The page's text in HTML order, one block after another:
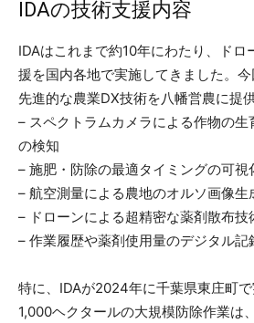
IDAの技術支援内容
IDAはこれまで約10年にわたり、ドロ
援を国内各地で実施してきました。
先進的な農業DX技術を八幡営農に提
– スペクトラムカメラによる作物の
の検知
– 施肥・防除の最適タイミングの可視
– 航空測量による農地のオルソ画像生
– ドローンによる超精密な薬剤散布技
– 作業履歴や薬剤使用量のデジタル記
特に、IDAが2024年に千葉県東庄町
1,000ヘクタールの大規模防除作業は